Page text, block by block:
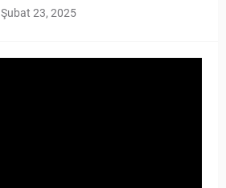
Şubat 23, 2025